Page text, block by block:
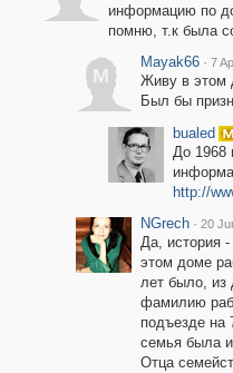
информацию по
помню, т.к была
M
Mayak66 · 7
Живу в этом
Был бы
bualed
До 1968
http://
NGrech · 20
Да, история
этом доме
лет было, из
фамилию
подъезде на
семья была
Отца